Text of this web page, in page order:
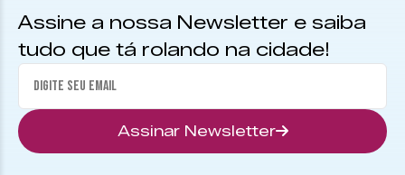
Assine a nossa Newsletter e saiba
tudo que tá rolando na cidade!
Assinar Newsletter